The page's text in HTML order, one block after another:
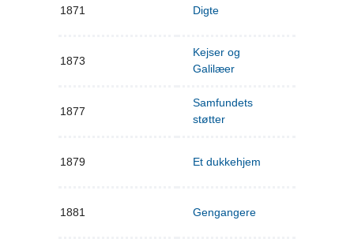
1871 Digte
1873
Kejser og
Galilæer
1877
Samfundets
støtter
1879 Et dukkehjem
1881 Gengangere